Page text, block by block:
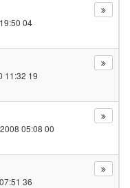
04
11:32 19
05:08 00
36